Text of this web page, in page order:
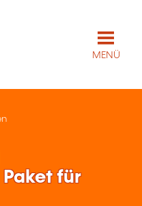
MENÜ
für